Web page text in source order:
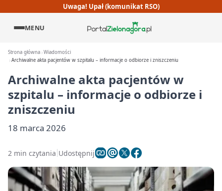
Uwaga! Upał (komunikat RSO)
MENU
Strona główna Wiadomości
Archiwalne akta pacjentów w szpitalu – informacje o odbiorze i zniszczeniu
Archiwalne akta pacjentów w
szpitalu – informacje o odbiorze i
zniszczeniu
18 marca 2026
2 min czytania Udostępnij